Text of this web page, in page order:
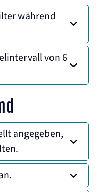
während
von 6
angegeben,